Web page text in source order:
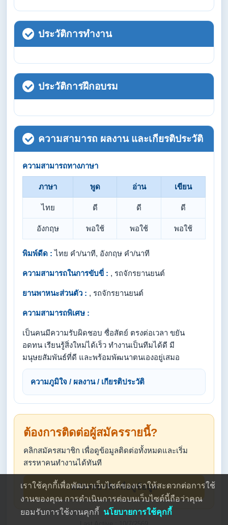
ประวัติการทำงาน
ประวัติการฝึกอบรม
ความสามารถ ผลงาน และเกียรติประวัติ
ความสามารถทางภาษา
ภาษา พูด อ่าน เขียน
ไทย ดี ดี ดี
อังกฤษ พอใช้ พอใช้ พอใช้
พิมพ์ดีด : ไทย คำ/นาที, อังกฤษ คำ/นาที
ความสามารถในการขับขี่ : , รถจักรยานยนต์
ยานพาหนะส่วนตัว : , รถจักรยานยนต์
ความสามารถพิเศษ :
เป็นคนมีความรับผิดชอบ ซื่อสัตย์ ตรงต่อเวลา ขยัน
อดทน เรียนรู้สิ่งใหม่ได้เร็ว ทำงานเป็นทีมได้ดี มี
มนุษยสัมพันธ์ที่ดี และพร้อมพัฒนาตนเองอยู่เสมอ
ความภูมิใจ / ผลงาน / เกียรติประวัติ
ต้องการติดต่อผู้สมัครรายนี้?
คลิกสมัครสมาชิก เพื่อดูข้อมูลติดต่อทั้งหมดและเริ่ม
สรรหาคนทำงานได้ทันที
สมัครสมาชิกเพื่อดูข้อมูล
เราใช้คุกกี้เพื่อพัฒนาเว็บไซต์ของเราให้สะดวกต่อการใช้
งานของคุณ การดำเนินการต่อบนเว็บไซต์นี้ถือว่าคุณ
ยอมรับการใช้งานคุกกี้ นโยบายการใช้คุกกี้